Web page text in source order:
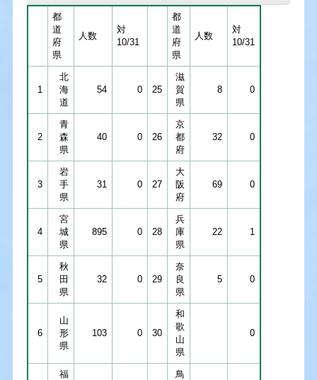
都
道
府
県
人数
対
10/31
都
道
府
県
人数
対
10/31
1
北
海
道
54 0 25
滋
賀
県
8 0
2
青
森
県
40 0 26
京
都
府
32 0
3
岩
手
県
31 0 27
大
阪
府
69 0
4
宮
城
県
895 0 28
兵
庫
県
22 1
5
秋
田
県
32 0 29
奈
良
県
5 0
6
山
形
県
103 0 30
和
歌
山
県
0
福
鳥